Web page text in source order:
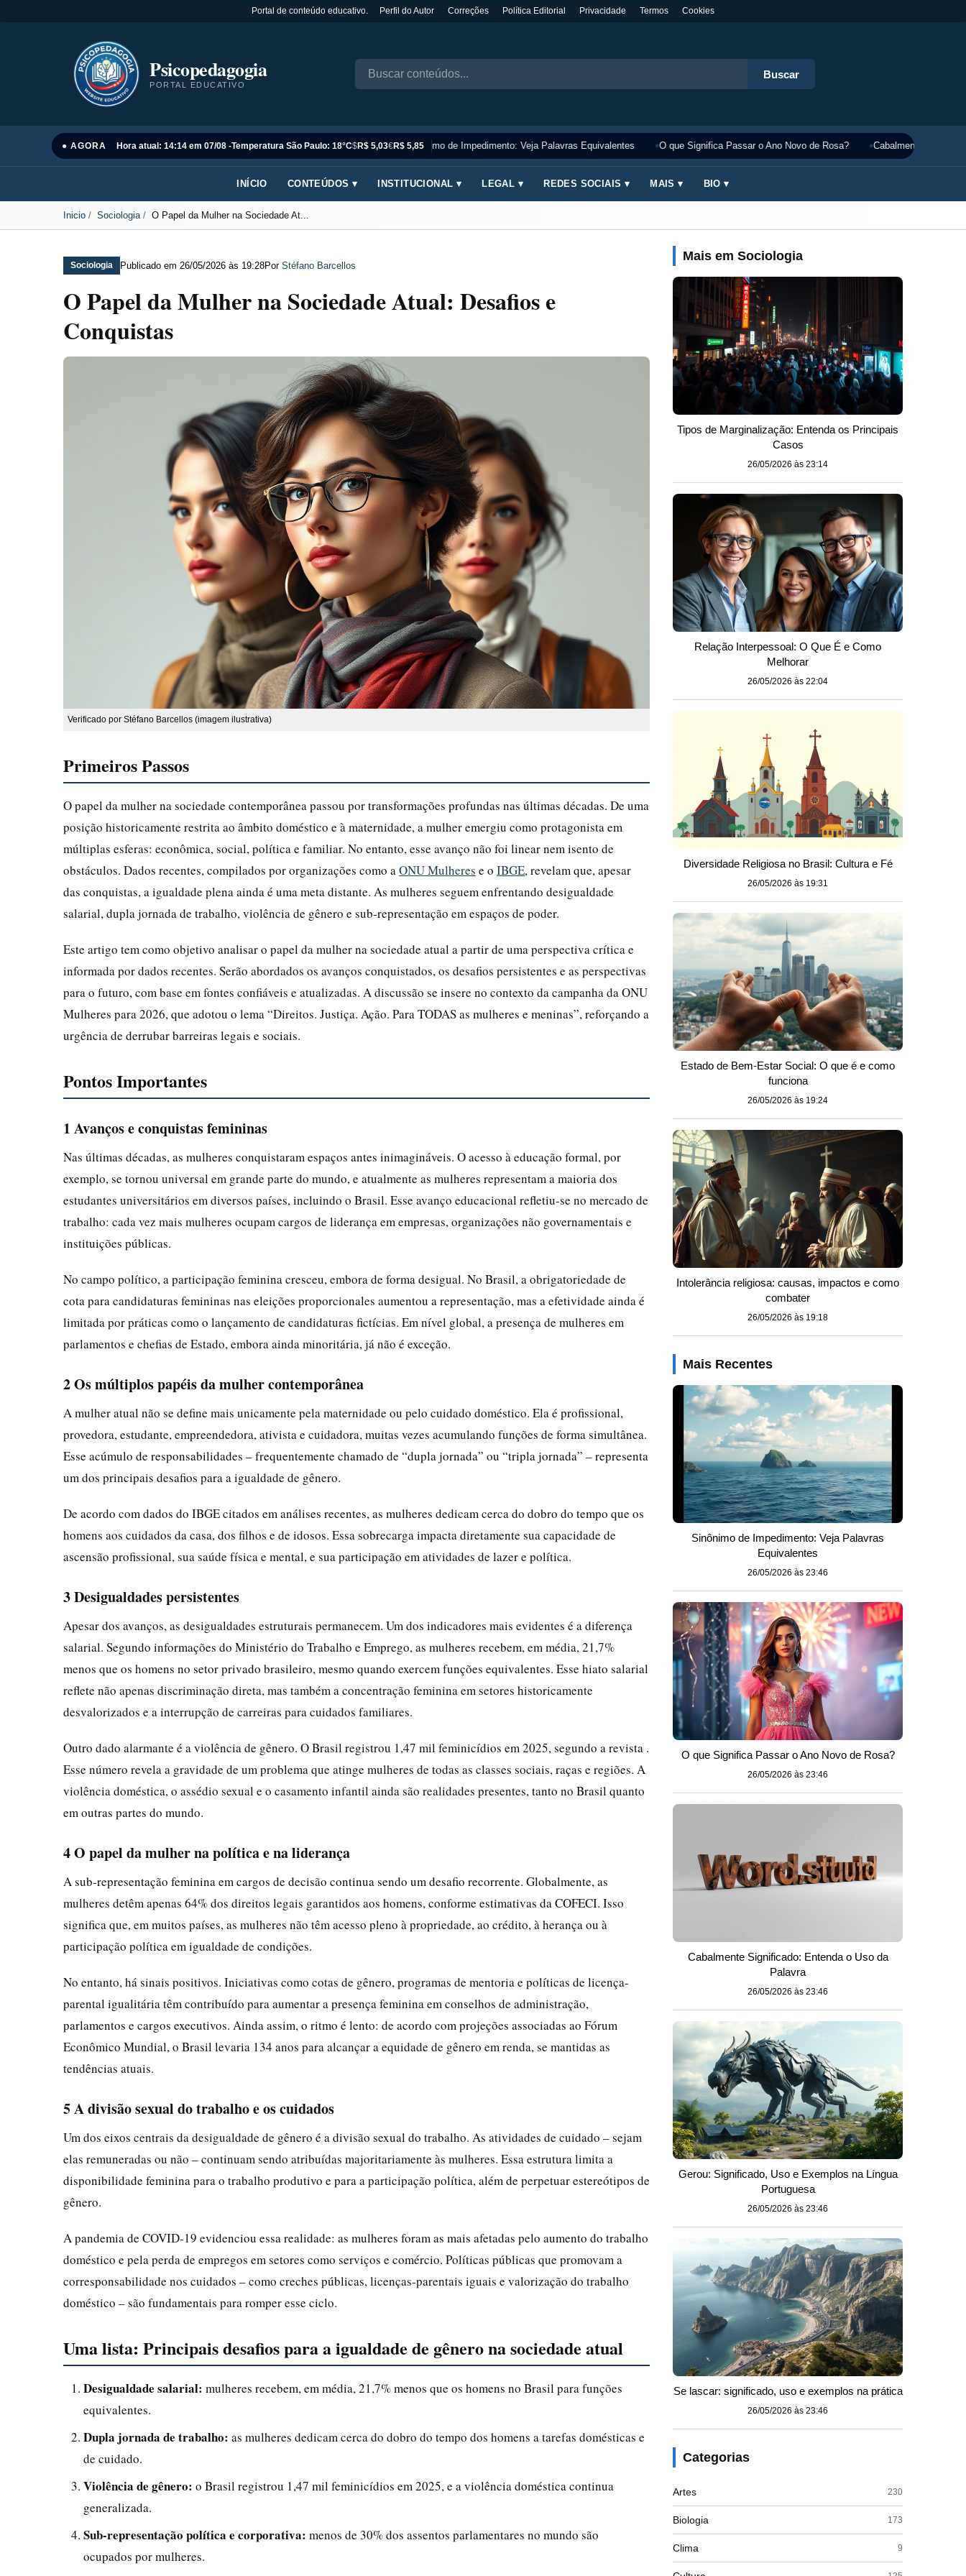
Portal de conteúdo educativo. Perfil do Autor Correções Política Editorial Privacidade Termos Cookies
Psicopedagogia
PORTAL EDUCATIVO
Buscar
● AGORA Hora atual: 14:14 em 07/08 -Temperatura São Paulo: 18°C$R$ 5,03€R$ 5,85
Sinônimo de Impedimento: Veja Palavras Equivalentes O que Significa Passar o Ano Novo de Rosa? Cabalmente
INÍCIO CONTEÚDOS ▾ INSTITUCIONAL ▾ LEGAL ▾ REDES SOCIAIS ▾ MAIS ▾ BIO ▾
Inicio Sociologia O Papel da Mulher na Sociedade At...
Sociologia Publicado em 26/05/2026 às 19:28Por Stéfano Barcellos
O Papel da Mulher na Sociedade Atual: Desafios e
Conquistas
Verificado por Stéfano Barcellos (imagem ilustrativa)
Primeiros Passos
O papel da mulher na sociedade contemporânea passou por transformações profundas nas últimas décadas. De uma
posição historicamente restrita ao âmbito doméstico e à maternidade, a mulher emergiu como protagonista em
múltiplas esferas: econômica, social, política e familiar. No entanto, esse avanço não foi linear nem isento de
obstáculos. Dados recentes, compilados por organizações como a ONU Mulheres e o IBGE, revelam que, apesar
das conquistas, a igualdade plena ainda é uma meta distante. As mulheres seguem enfrentando desigualdade
salarial, dupla jornada de trabalho, violência de gênero e sub-representação em espaços de poder.
Este artigo tem como objetivo analisar o papel da mulher na sociedade atual a partir de uma perspectiva crítica e
informada por dados recentes. Serão abordados os avanços conquistados, os desafios persistentes e as perspectivas
para o futuro, com base em fontes confiáveis e atualizadas. A discussão se insere no contexto da campanha da ONU
Mulheres para 2026, que adotou o lema “Direitos. Justiça. Ação. Para TODAS as mulheres e meninas”, reforçando a
urgência de derrubar barreiras legais e sociais.
Pontos Importantes
1 Avanços e conquistas femininas
Nas últimas décadas, as mulheres conquistaram espaços antes inimagináveis. O acesso à educação formal, por
exemplo, se tornou universal em grande parte do mundo, e atualmente as mulheres representam a maioria dos
estudantes universitários em diversos países, incluindo o Brasil. Esse avanço educacional refletiu-se no mercado de
trabalho: cada vez mais mulheres ocupam cargos de liderança em empresas, organizações não governamentais e
instituições públicas.
No campo político, a participação feminina cresceu, embora de forma desigual. No Brasil, a obrigatoriedade de
cota para candidaturas femininas nas eleições proporcionales aumentou a representação, mas a efetividade ainda é
limitada por práticas como o lançamento de candidaturas fictícias. Em nível global, a presença de mulheres em
parlamentos e chefias de Estado, embora ainda minoritária, já não é exceção.
2 Os múltiplos papéis da mulher contemporânea
A mulher atual não se define mais unicamente pela maternidade ou pelo cuidado doméstico. Ela é profissional,
provedora, estudante, empreendedora, ativista e cuidadora, muitas vezes acumulando funções de forma simultânea.
Esse acúmulo de responsabilidades – frequentemente chamado de “dupla jornada” ou “tripla jornada” – representa
um dos principais desafios para a igualdade de gênero.
De acordo com dados do IBGE citados em análises recentes, as mulheres dedicam cerca do dobro do tempo que os
homens aos cuidados da casa, dos filhos e de idosos. Essa sobrecarga impacta diretamente sua capacidade de
ascensão profissional, sua saúde física e mental, e sua participação em atividades de lazer e política.
3 Desigualdades persistentes
Apesar dos avanços, as desigualdades estruturais permanecem. Um dos indicadores mais evidentes é a diferença
salarial. Segundo informações do Ministério do Trabalho e Emprego, as mulheres recebem, em média, 21,7%
menos que os homens no setor privado brasileiro, mesmo quando exercem funções equivalentes. Esse hiato salarial
reflete não apenas discriminação direta, mas também a concentração feminina em setores historicamente
desvalorizados e a interrupção de carreiras para cuidados familiares.
Outro dado alarmante é a violência de gênero. O Brasil registrou 1,47 mil feminicídios em 2025, segundo a revista .
Esse número revela a gravidade de um problema que atinge mulheres de todas as classes sociais, raças e regiões. A
violência doméstica, o assédio sexual e o casamento infantil ainda são realidades presentes, tanto no Brasil quanto
em outras partes do mundo.
4 O papel da mulher na política e na liderança
A sub-representação feminina em cargos de decisão continua sendo um desafio recorrente. Globalmente, as
mulheres detêm apenas 64% dos direitos legais garantidos aos homens, conforme estimativas da COFECI. Isso
significa que, em muitos países, as mulheres não têm acesso pleno à propriedade, ao crédito, à herança ou à
participação política em igualdade de condições.
No entanto, há sinais positivos. Iniciativas como cotas de gênero, programas de mentoria e políticas de licença-
parental igualitária têm contribuído para aumentar a presença feminina em conselhos de administração,
parlamentos e cargos executivos. Ainda assim, o ritmo é lento: de acordo com projeções associadas ao Fórum
Econômico Mundial, o Brasil levaria 134 anos para alcançar a equidade de gênero em renda, se mantidas as
tendências atuais.
5 A divisão sexual do trabalho e os cuidados
Um dos eixos centrais da desigualdade de gênero é a divisão sexual do trabalho. As atividades de cuidado – sejam
elas remuneradas ou não – continuam sendo atribuídas majoritariamente às mulheres. Essa estrutura limita a
disponibilidade feminina para o trabalho produtivo e para a participação política, além de perpetuar estereótipos de
gênero.
A pandemia de COVID-19 evidenciou essa realidade: as mulheres foram as mais afetadas pelo aumento do trabalho
doméstico e pela perda de empregos em setores como serviços e comércio. Políticas públicas que promovam a
corresponsabilidade nos cuidados – como creches públicas, licenças-parentais iguais e valorização do trabalho
doméstico – são fundamentais para romper esse ciclo.
Uma lista: Principais desafios para a igualdade de gênero na sociedade atual
Desigualdade salarial: mulheres recebem, em média, 21,7% menos que os homens no Brasil para funções
equivalentes.
Dupla jornada de trabalho: as mulheres dedicam cerca do dobro do tempo dos homens a tarefas domésticas e
de cuidado.
Violência de gênero: o Brasil registrou 1,47 mil feminicídios em 2025, e a violência doméstica continua
generalizada.
Sub-representação política e corporativa: menos de 30% dos assentos parlamentares no mundo são
ocupados por mulheres.
Mais em Sociologia
Tipos de Marginalização: Entenda os Principais
Casos
26/05/2026 às 23:14
Relação Interpessoal: O Que É e Como
Melhorar
26/05/2026 às 22:04
Diversidade Religiosa no Brasil: Cultura e Fé
26/05/2026 às 19:31
Estado de Bem-Estar Social: O que é e como
funciona
26/05/2026 às 19:24
Intolerância religiosa: causas, impactos e como
combater
26/05/2026 às 19:18
Mais Recentes
Sinônimo de Impedimento: Veja Palavras
Equivalentes
26/05/2026 às 23:46
O que Significa Passar o Ano Novo de Rosa?
26/05/2026 às 23:46
Cabalmente Significado: Entenda o Uso da
Palavra
26/05/2026 às 23:46
Gerou: Significado, Uso e Exemplos na Língua
Portuguesa
26/05/2026 às 23:46
Se lascar: significado, uso e exemplos na prática
26/05/2026 às 23:46
Categorias
Artes 230
Biologia 173
Clima 9